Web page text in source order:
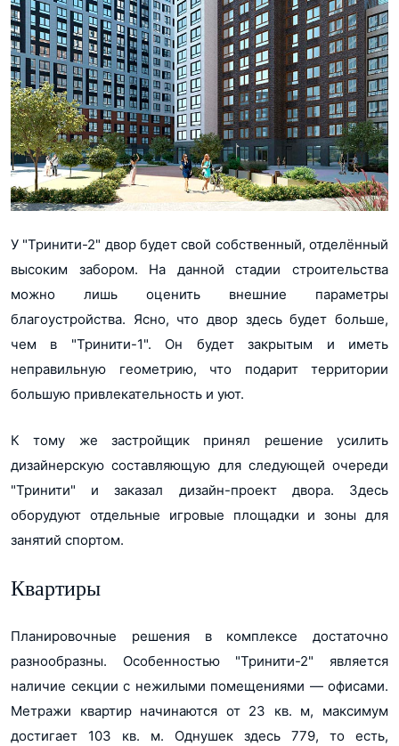
У "Тринити-2" двор будет свой собственный, отделённый
высоким забором. На данной стадии строительства
можно лишь оценить внешние параметры
благоустройства. Ясно, что двор здесь будет больше,
чем в "Тринити-1". Он будет закрытым и иметь
неправильную геометрию, что подарит территории
большую привлекательность и уют.
К тому же застройщик принял решение усилить
дизайнерскую составляющую для следующей очереди
"Тринити" и заказал дизайн-проект двора. Здесь
оборудуют отдельные игровые площадки и зоны для
занятий спортом.
Квартиры
Планировочные решения в комплексе достаточно
разнообразны. Особенностью "Тринити-2" является
наличие секции с нежилыми помещениями ― офисами.
Метражи квартир начинаются от 23 кв. м, максимум
достигает 103 кв. м. Однушек здесь 779, то есть,